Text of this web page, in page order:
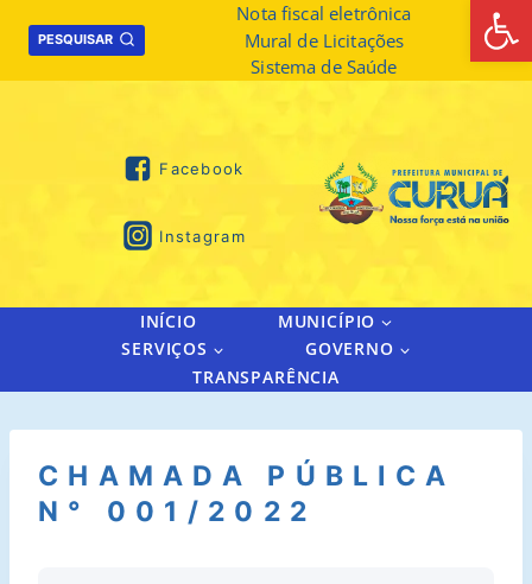
PESQUISAR
Nota fiscal eletrônica
Mural de Licitações
Sistema de Saúde
Facebook
Instagram
INÍCIO
MUNICÍPIO
SERVIÇOS
GOVERNO
TRANSPARÊNCIA
CHAMADA PÚBLICA
N° 001/2022